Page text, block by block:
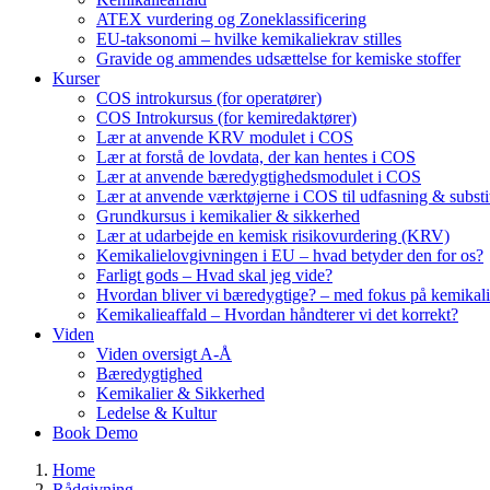
ATEX vurdering og Zoneklassificering
EU-taksonomi – hvilke kemikaliekrav stilles
Gravide og ammendes udsættelse for kemiske stoffer
Kurser
COS introkursus (for operatører)
COS Introkursus (for kemiredaktører)
Lær at anvende KRV modulet i COS
Lær at forstå de lovdata, der kan hentes i COS
Lær at anvende bæredygtighedsmodulet i COS
Lær at anvende værktøjerne i COS til udfasning &
Grundkursus i kemikalier & sikkerhed
Lær at udarbejde en kemisk risikovurdering (KRV)
Kemikalielovgivningen i EU – hvad betyder den for os?
Farligt gods – Hvad skal jeg vide?
Hvordan bliver vi bæredygtige? – med fokus på
Kemikalieaffald – Hvordan håndterer vi det korrekt?
Viden
Viden oversigt A-Å
Bæredygtighed
Kemikalier & Sikkerhed
Ledelse & Kultur
Book Demo
Home